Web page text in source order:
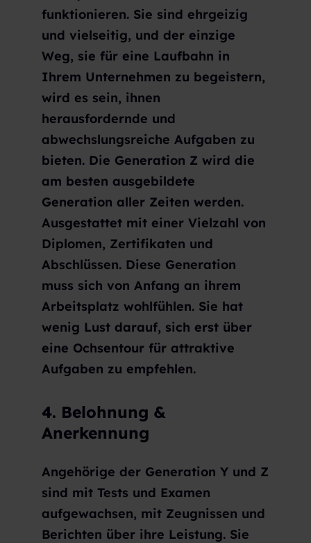
funktionieren. Sie sind ehrgeizig
und vielseitig, und der einzige
Weg, sie für eine Laufbahn in
Ihrem Unternehmen zu begeistern,
wird es sein, ihnen
herausfordernde und
abwechslungsreiche Aufgaben zu
bieten. Die Generation Z wird die
am besten ausgebildete
Generation aller Zeiten werden.
Ausgestattet mit einer Vielzahl von
Diplomen, Zertifikaten und
Abschlüssen. Diese Generation
muss sich von Anfang an ihrem
Arbeitsplatz wohlfühlen. Sie hat
wenig Lust darauf, sich erst über
eine Ochsentour für attraktive
Aufgaben zu empfehlen.
4. Belohnung &
Anerkennung
Angehörige der Generation Y und Z
sind mit Tests und Examen
aufgewachsen, mit Zeugnissen und
Berichten über ihre Leistung. Sie